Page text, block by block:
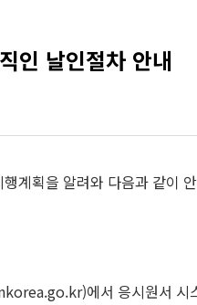
인 날인절차 안내
계획을 알려와 다음과 같이
에서 응시원서 시